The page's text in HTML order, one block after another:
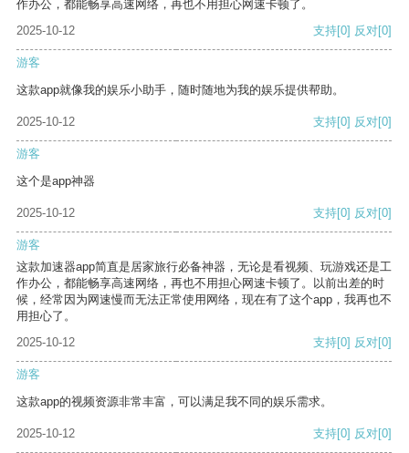
作办公，都能畅享高速网络，再也不用担心网速卡顿了。
2025-10-12
支持[0] 反对[0]
游客
这款app就像我的娱乐小助手，随时随地为我的娱乐提供帮助。
2025-10-12 支持[0] 反对[0]
游客
这个是app神器
2025-10-12 支持[0] 反对[0]
游客
这款加速器app简直是居家旅行必备神器，无论是看视频、玩游戏还是工
作办公，都能畅享高速网络，再也不用担心网速卡顿了。以前出差的时
候，经常因为网速慢而无法正常使用网络，现在有了这个app，我再也不
用担心了。
2025-10-12
支持[0] 反对[0]
游客
这款app的视频资源非常丰富，可以满足我不同的娱乐需求。
2025-10-12 支持[0] 反对[0]